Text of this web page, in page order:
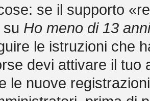
se il supporto
su Ho meno di 13
le istruzioni che
devi attivare il tuo
le nuove